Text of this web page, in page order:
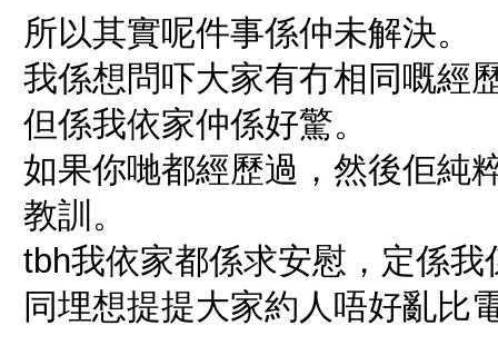
所以其實呢件事係仲未解決。
我係想問吓大家有冇相同嘅經
但係我依家仲係好驚。
如果你哋都經歷過，然後佢純
教訓。
tbh我依家都係求安慰，定係
同埋想提提大家約人唔好亂比